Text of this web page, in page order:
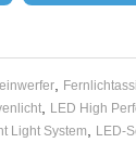
,
, LED High
Light System, LED-